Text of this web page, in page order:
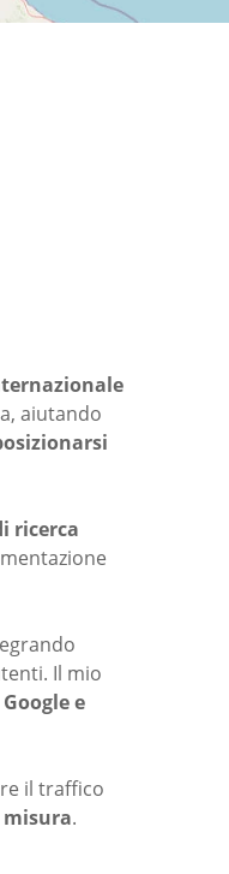
aiutando
ricerca
Il mio
Google e
il traffico
misura.